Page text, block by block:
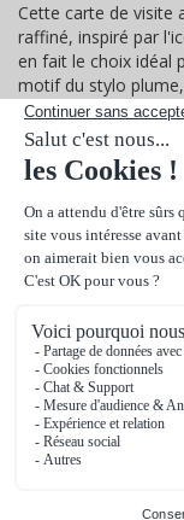
Cette carte de visite
raffiné, inspiré par
en fait le choix idéal
motif du stylo
touche de
éditoriale de son
thématique, lacarte
mots et la maîtrise
présentation